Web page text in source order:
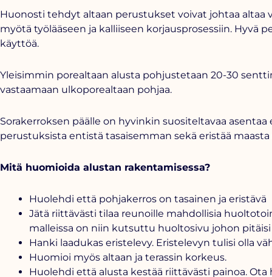
Huonosti tehdyt altaan perustukset voivat johtaa altaa
myötä työlääseen ja kalliiseen korjausprosessiin. Hyvä
käyttöä.
Yleisimmin porealtaan alusta pohjustetaan 20-30
vastaamaan ulkoporealtaan pohjaa.
Sorakerroksen päälle on hyvinkin suositeltavaa
perustuksista entistä tasaisemman sekä eristää
Mitä huomioida alustan rakentamisessa?
Huolehdi että pohjakerros on tasainen ja eristävä
Jätä riittävästi tilaa reunoille mahdollisia
malleissa on niin kutsuttu huoltosivu johon pitäisi
Hanki laadukas eristelevy. Eristelevyn tulisi olla
Huomioi myös altaan ja terassin korkeus.
Huolehdi että alusta kestää riittävästi painoa.